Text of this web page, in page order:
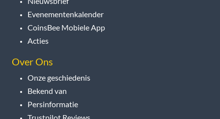
Evenementenkalender
CoinsBee Mobiele App
Acties
Over Ons
Onze geschiedenis
Bekend van
Persinformatie